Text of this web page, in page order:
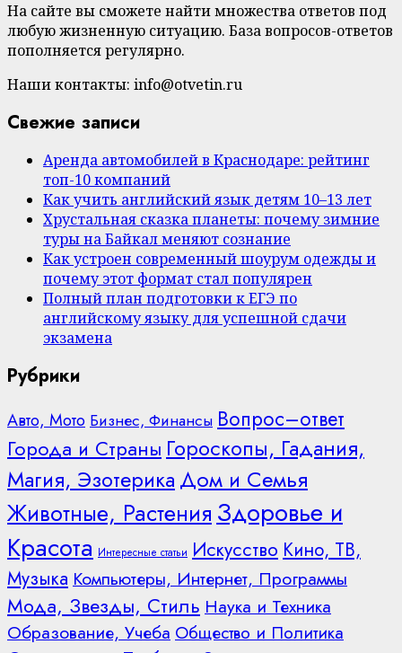
На сайте вы сможете найти множества ответов под
любую жизненную ситуацию. База вопросов-ответов
пополняется регулярно.
Наши контакты: info@otvetin.ru
Свежие записи
Аренда автомобилей в Краснодаре: рейтинг
топ-10 компаний
Как учить английский язык детям 10–13 лет
Хрустальная сказка планеты: почему зимние
туры на Байкал меняют сознание
Как устроен современный шоурум одежды и
почему этот формат стал популярен
Полный план подготовки к ЕГЭ по
английскому языку для успешной сдачи
экзамена
Рубрики
Авто, Мото Бизнес, Финансы Вопрос–ответ
Города и Страны Гороскопы, Гадания,
Магия, Эзотерика Дом и Семья
Животные, Растения Здоровье и
Красота Интересные статьи Искусство Кино, ТВ,
Музыка Компьютеры, Интернет, Программы
Мода, Звезды, Стиль Наука и Техника
Образование, Учеба Общество и Политика